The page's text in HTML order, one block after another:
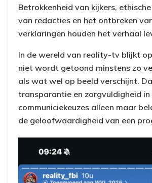
Betrokkenheid van kijkers,
van redacties en het ontbreken
verklaringen houden het verhaal
In de wereld van reality-tv blijkt
niet wordt getoond minstens zo
als wat wel op beeld verschijnt.
transparantie en zorgvuldigheid
communiciekeuzes alleen maar
de geloofwaardigheid van een